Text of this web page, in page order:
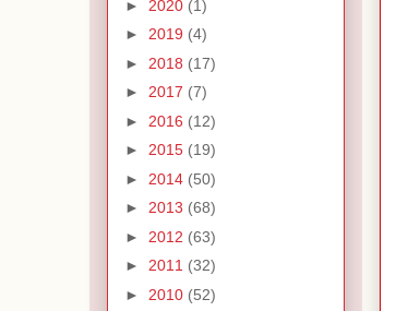
► 2020 (1)
► 2019 (4)
► 2018 (17)
► 2017 (7)
► 2016 (12)
► 2015 (19)
► 2014 (50)
► 2013 (68)
► 2012 (63)
► 2011 (32)
► 2010 (52)